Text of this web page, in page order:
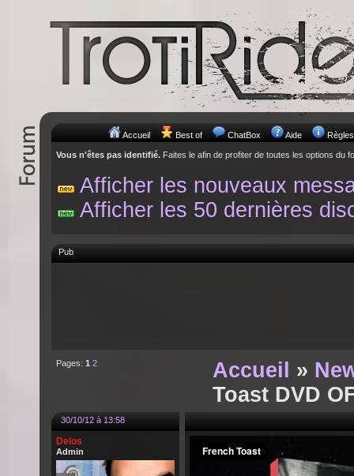
Accueil Best of ChatBox Aide Règles
Vous n'êtes pas identifié. Faites le afin de profiter de toutes les options du
Afficher les nouveaux
Afficher les 50 dernières
Pub
Pages: 1 2 Accueil »
Toast DVD
30/10/12 à 13:58
Delos
Admin